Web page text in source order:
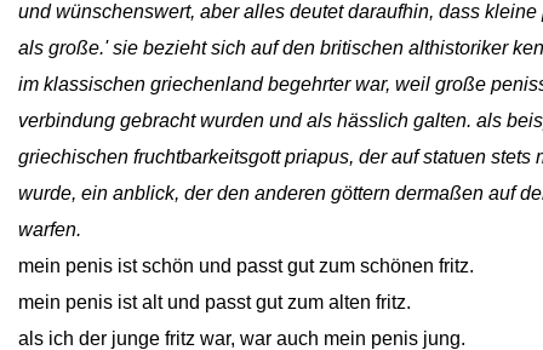
und wünschenswert, aber alles deutet daraufhin, dass
als große.' sie bezieht sich auf den britischen althistoriker
im klassischen griechenland begehrter war, weil große
verbindung gebracht wurden und als hässlich galten. als
griechischen fruchtbarkeitsgott priapus, der auf statuen
wurde, ein anblick, der den anderen göttern dermaßen auf
warfen.
mein penis ist schön und passt gut zum schönen fritz.
mein penis ist alt und passt gut zum alten fritz.
als ich der junge fritz war, war auch mein penis jung.